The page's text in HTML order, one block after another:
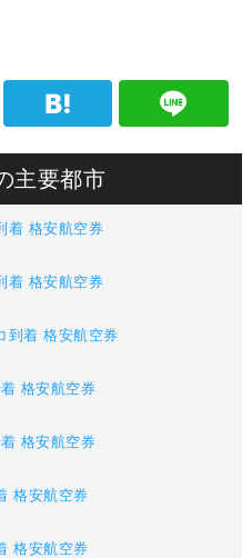
主要都市
着 格安航空券
着 格安航空券
到着 格安航空券
格安航空券
格安航空券
格安航空券
格安航空券